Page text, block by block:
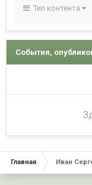
Тип контента
События,
Главная Иван